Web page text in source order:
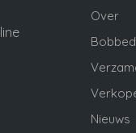
Over
Nieuws